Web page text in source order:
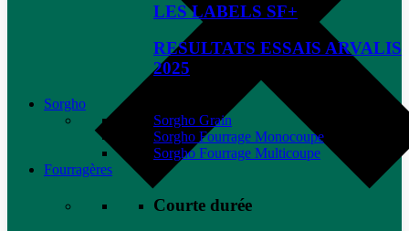
LES LABELS SF+
RESULTATS ESSAIS ARVALIS
2025
Sorgho
Sorgho Grain
Sorgho Fourrage Monocoupe
Sorgho Fourrage Multicoupe
Fourragères
Courte durée